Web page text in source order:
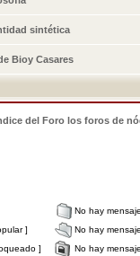
sintética
Bioy Casares
del Foro los foros de
No hay
]
No hay
]
No hay